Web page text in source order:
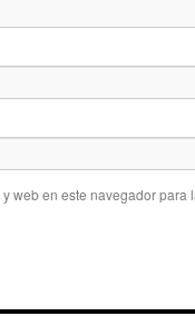
web en este navegador para